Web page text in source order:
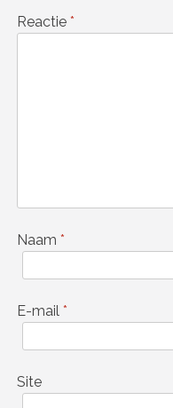
Reactie *
Naam *
E-mail *
Site